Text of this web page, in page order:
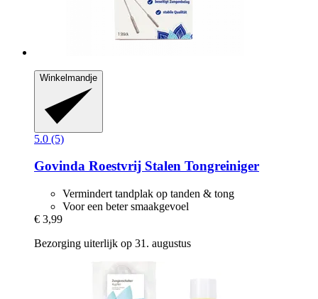
Winkelmandje
5.0 (5)
Govinda Roestvrij Stalen Tongreiniger
Vermindert tandplak op tanden & tong
Voor een beter smaakgevoel
€ 3,99
Bezorging uiterlijk op 31. augustus